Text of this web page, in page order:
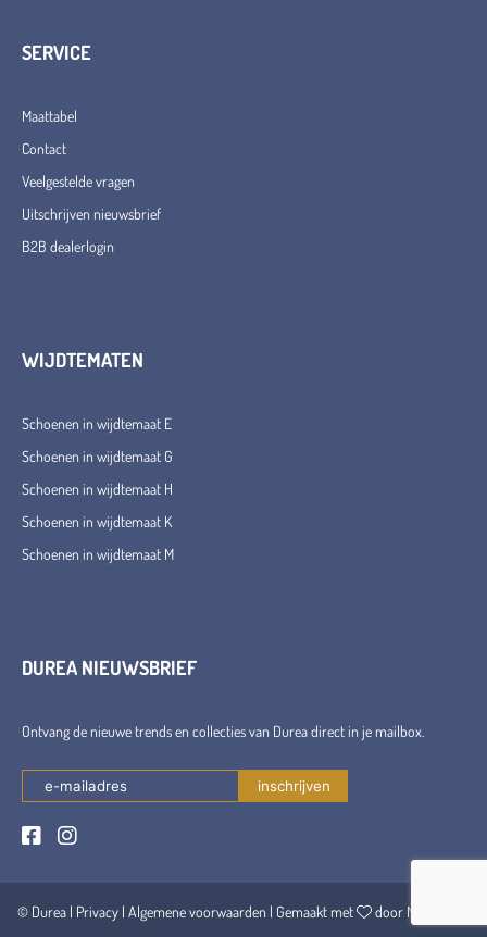
SERVICE
Maattabel
Contact
Veelgestelde vragen
Uitschrijven nieuwsbrief
B2B dealerlogin
WIJDTEMATEN
Schoenen in wijdtemaat E
Schoenen in wijdtemaat G
Schoenen in wijdtemaat H
Schoenen in wijdtemaat K
Schoenen in wijdtemaat M
DUREA NIEUWSBRIEF
Ontvang de nieuwe trends en collecties van Durea direct in je mailbox.
© Durea | Privacy| Algemene voorwaarden | Gemaakt met door Maerschalk